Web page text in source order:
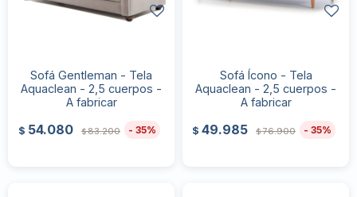
Sofá Gentleman - Tela
Aquaclean - 2,5 cuerpos -
A fabricar
$ 54.080 $83.200 35
Sofá Ícono - Tela
Aquaclean - 2,5 cuerpos -
A fabricar
$ 49.985 $76.900 35